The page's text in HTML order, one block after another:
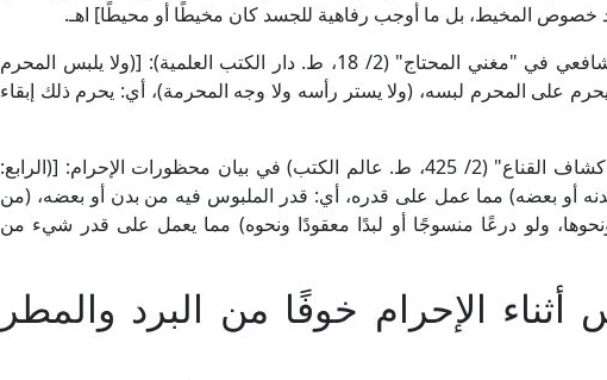
خصوص المخيط، بل ما أوجب رفاهية للجسد كان مخيطًا أو محيطًا] اهـ.
وقال العلامة الخطيب الشربيني الشافعي في "مغني المحتاج" (2/ 18، ط. دار الكتب العلمية): [(ولا يلبس المحرم
على المحرم لبسه، (ولا يستر رأسه ولا وجه المحرمة)، أي: يحرم ذلك إبقاء
وقال العلامة البهوتي الحنبلي في "كشاف القناع" (2/ 425، ط. عالم الكتب) في بيان محظورات الإحرام: [(الرابع:
أو بعضه) مما عمل على قدره، أي: قدر الملبوس فيه من بدن أو بعضه، (من
ولو درعًا منسوجًا أو لبدًا معقودًا ونحوه) مما يعمل على قدر شيء من
الإحرام خوفًا من البرد والمطر